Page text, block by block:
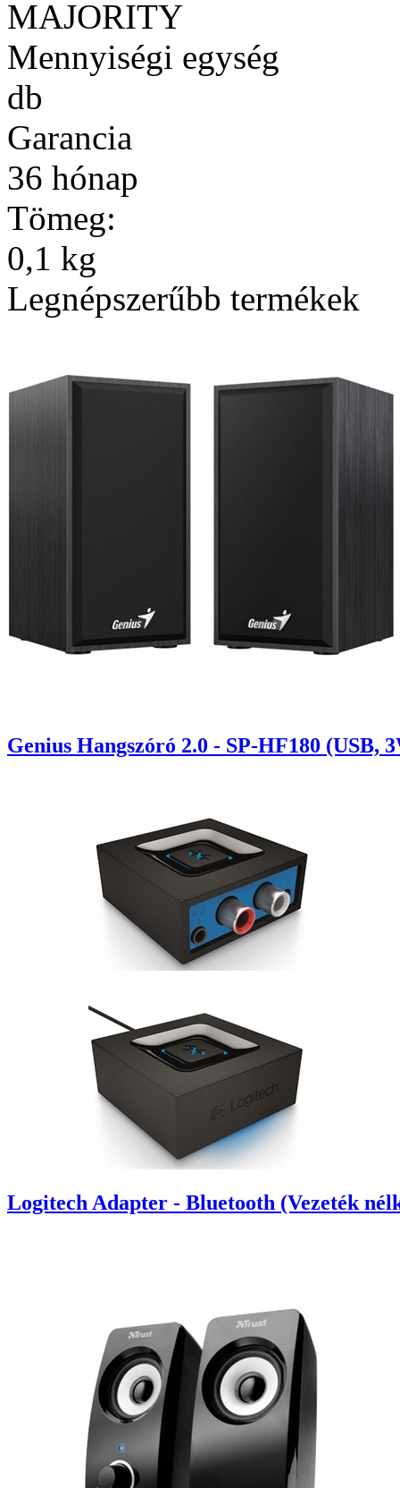
MAJORITY
Mennyiségi egység
db
Garancia
36 hónap
Tömeg:
0,1 kg
Legnépszerűbb termékek
Genius Hangszóró 2.0 - SP-HF180 (USB,
Logitech Adapter - Bluetooth (Vezeték